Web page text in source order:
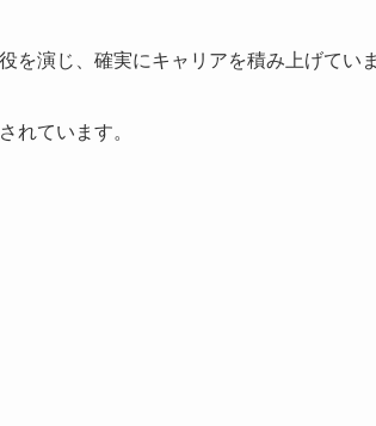
を演じ、確実にキャリアを積み上げていま
れています。